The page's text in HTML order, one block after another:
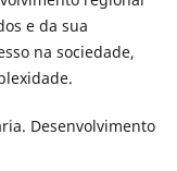
e da sua
na sociedade,
Desenvolvimento